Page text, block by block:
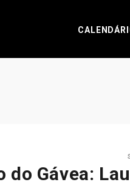
Gávea: